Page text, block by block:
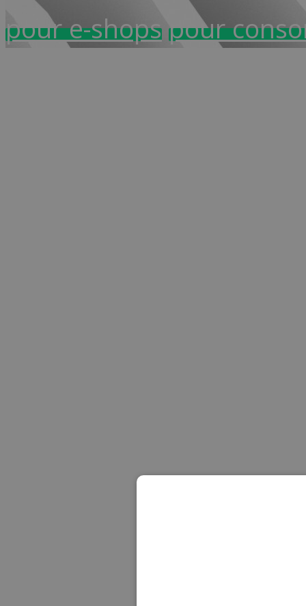
pour e-shopspour